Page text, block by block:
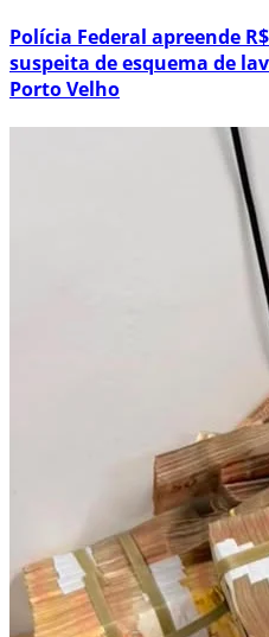
Polícia Federal apreende
suspeita de esquema de
Porto Velho